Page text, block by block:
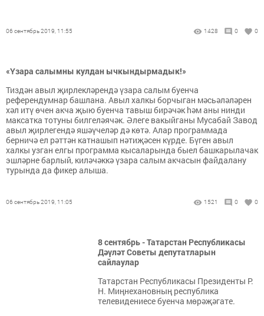
06 сентябрь 2019, 11:55 1428 0 0
«Үзара салымны кулдан ычкындырмадык!»
Тиздән авыл җирлекләрендә үзара салым буенча
референдумнар башлана. Авыл халкы борчыган мәсьәләләрен
хәл итү өчен акча җыю буенча тавыш бирәчәк hәм аны нинди
максатка тотуны билгеләячәк. Әлеге вакыйганы Мусабай Завод
авыл җирлегендә яшәүчеләр дә көтә. Алар программада
берничә ел рәттән катнашып нәтиҗәсен күрде. Бүген авыл
халкы узган елгы программа кысаларында быел башкарылачак
эшләрне барлый, киләчәккә үзара салым акчасын файдалану
турында да фикер алыша.
06 сентябрь 2019, 11:05 1521 0 0
8 сентябрь - Татарстан Республикасы
Дәүләт Советы депутатларын
сайлаулар
Татарстан Республикасы Президенты Р.
Н. Миңнехановның республика
телевидениесе буенча мөрәҗәгате.